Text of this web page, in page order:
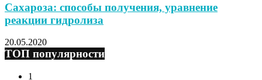
Сахароза: способы получения, уравнение
реакции гидролиза
20.05.2020
ТОП популярности
1